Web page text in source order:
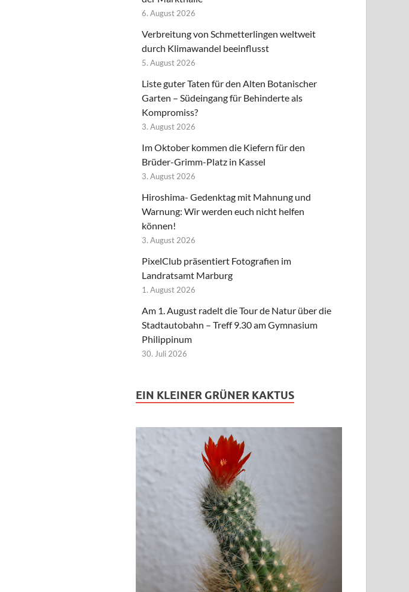
6. August 2026
Verbreitung von Schmetterlingen weltweit
durch Klimawandel beeinflusst
5. August 2026
Liste guter Taten für den Alten Botanischer
Garten – Südeingang für Behinderte als
Kompromiss?
3. August 2026
Im Oktober kommen die Kiefern für den
Brüder-Grimm-Platz in Kassel
3. August 2026
Hiroshima- Gedenktag mit Mahnung und
Warnung: Wir werden euch nicht helfen
können!
3. August 2026
PixelClub präsentiert Fotografien im
Landratsamt Marburg
1. August 2026
Am 1. August radelt die Tour de Natur über die
Stadtautobahn – Treff 9.30 am Gymnasium
Philippinum
30. Juli 2026
EIN KLEINER GRÜNER KAKTUS